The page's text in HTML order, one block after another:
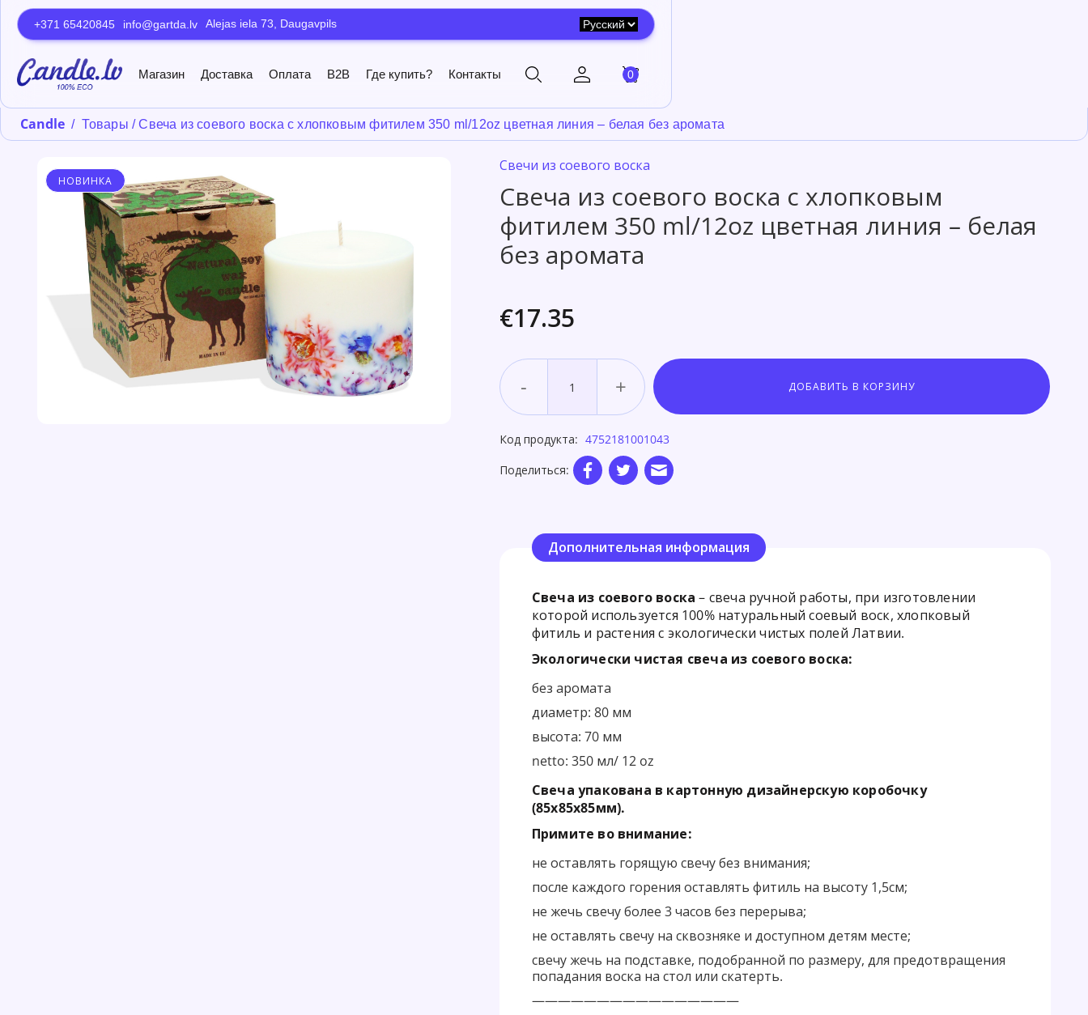
+371 65420845 info@gartda.lv Alejas iela 73, Daugavpils
Магазин Доставка Оплата B2B Где купить? Контакты 0
Candle / Товары /Свеча из соевого воска с хлопковым фитилем 350 ml/12oz цветная линия – белая без аромата
НОВИНКА
Свечи из соевого воска
Свеча из соевого воска с хлопковым
фитилем 350 ml/12oz цветная линия – белая
без аромата
€17.35
- +
Код продукта: 4752181001043
Поделиться:
Дополнительная информация
Свеча из соевого воска – свеча ручной работы, при изготовлении
которой используется 100% натуральный соевый воск, хлопковый
фитиль и растения с экологически чистых полей Латвии.
Экологически чистая свеча из соевого воска:
без аромата
диаметр: 80 мм
высота: 70 мм
netto: 350 мл/ 12 oz
Свеча упакована в картонную дизайнерскую коробочку
(85x85x85мм).
Примите во внимание:
не оставлять горящую свечу без внимания;
после каждого горения оставлять фитиль на высоту 1,5см;
не жечь свечу более 3 часов без перерыва;
не оставлять свечу на сквозняке и доступном детям месте;
свечу жечь на подставке, подобранной по размеру, для предотвращения
попадания воска на стол или скатерть.
————————————————